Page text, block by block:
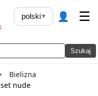
Szukaj
polski▾ 👤 ☰
Bielizna
set nude